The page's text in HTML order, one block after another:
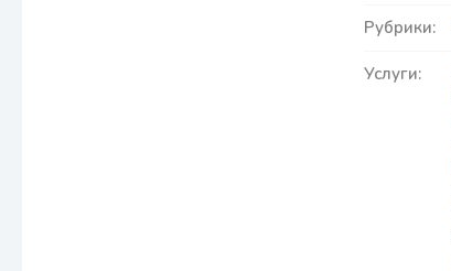
Рубрики:
Услуги: